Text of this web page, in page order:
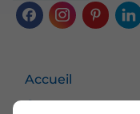
Accueil
Contactez-nous